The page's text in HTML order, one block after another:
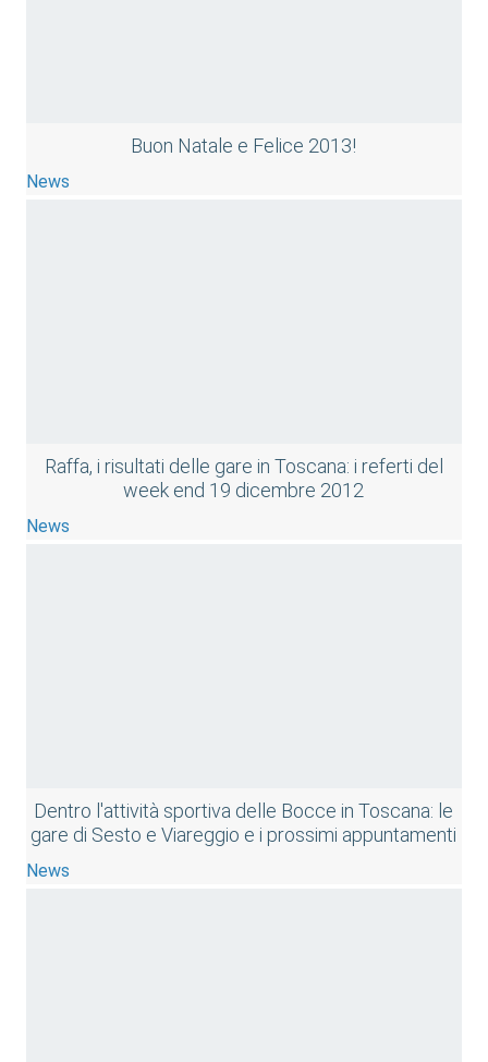
Buon Natale e Felice 2013!
News
Raffa, i risultati delle gare in Toscana: i referti del
week end 19 dicembre 2012
News
Dentro l'attività sportiva delle Bocce in Toscana: le
gare di Sesto e Viareggio e i prossimi appuntamenti
News